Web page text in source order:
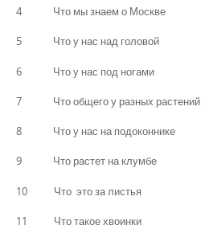
4 Что мы знаем о Москве
5 Что у нас над головой
6 Что у нас под ногами
7 Что общего у разных растений
8 Что у нас на подоконнике
9 Что растет на клумбе
10 Что это за листья
11 Что такое хвоинки